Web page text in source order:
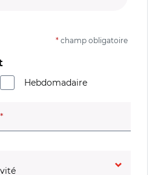
* champ obligatoire
Hebdomadaire
(champ obligatoire)